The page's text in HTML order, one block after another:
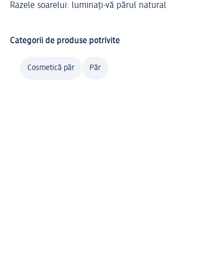
Razele soarelui: luminați-vă părul natural
Categorii de produse potrivite
Cosmetică păr Păr